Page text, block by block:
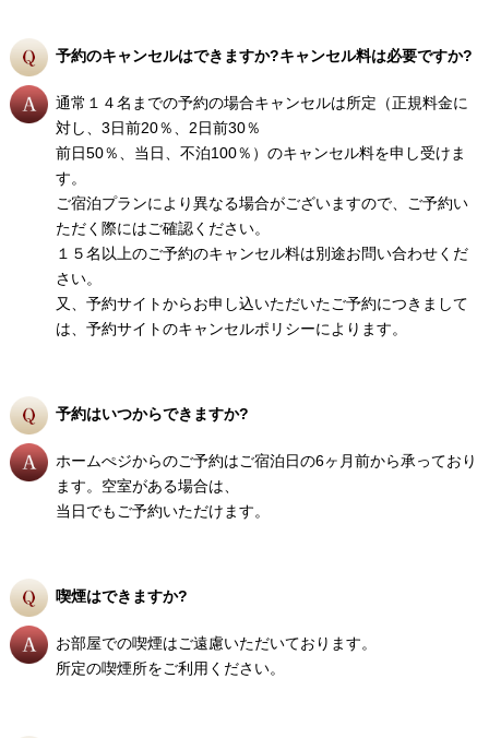
予約のキャンセルはできますか?キャンセル料は必要ですか?
通常１４名までの予約の場合キャンセルは所定（正規料金に
対し、3日前20％、2日前30％
前日50％、当日、不泊100％）のキャンセル料を申し受けま
す。
ご宿泊プランにより異なる場合がございますので、ご予約い
ただく際にはご確認ください。
１５名以上のご予約のキャンセル料は別途お問い合わせくだ
さい。
又、予約サイトからお申し込いただいたご予約につきまして
は、予約サイトのキャンセルポリシーによります。
予約はいつからできますか?
ホームぺジからのご予約はご宿泊日の6ヶ月前から承っており
ます。空室がある場合は、
当日でもご予約いただけます。
喫煙はできますか?
お部屋での喫煙はご遠慮いただいております。
所定の喫煙所をご利用ください。